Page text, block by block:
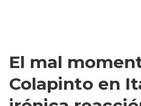
El mal
Colapinto en